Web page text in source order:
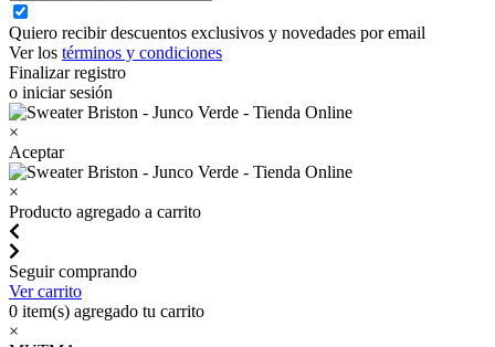
Quiero recibir descuentos exclusivos y novedades por email
Ver los términos y condiciones
Finalizar registro
o iniciar sesión
×
Aceptar
×
Producto agregado a carrito
Seguir comprando
Ver carrito
0 item(s) agregado tu carrito
×